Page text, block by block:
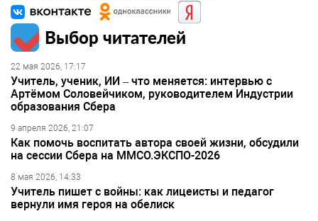
Выбор читателей
22 мая 2026, 17:17
Учитель, ученик, ИИ – что меняется: интервью с
Артёмом Соловейчиком, руководителем Индустрии
образования Сбера
9 апреля 2026, 21:07
Как помочь воспитать автора своей жизни, обсудили
на сессии Сбера на ММСО.ЭКСПО-2026
8 мая 2026, 14:33
Учитель пишет с войны: как лицеисты и педагог
вернули имя героя на обелиск